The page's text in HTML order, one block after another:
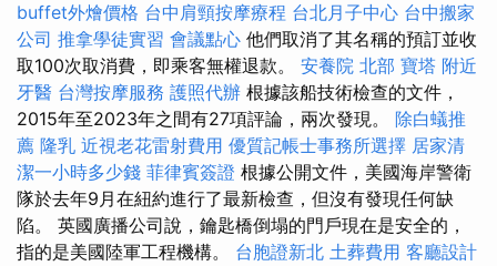
buffet外燴價格 台中肩頸按摩療程 台北月子中心 台中搬家
公司 推拿學徒實習 會議點心 他們取消了其名稱的預訂並收
取100次取消費，即乘客無權退款。 安養院 北部 寶塔 附近
牙醫 台灣按摩服務 護照代辦 根據該船技術檢查的文件，
2015年至2023年之間有27項評論，兩次發現。 除白蟻推
薦 隆乳 近視老花雷射費用 優質記帳士事務所選擇 居家清
潔一小時多少錢 菲律賓簽證 根據公開文件，美國海岸警衛
隊於去年9月在紐約進行了最新檢查，但沒有發現任何缺
陷。 英國廣播公司說，鑰匙橋倒塌的門戶現在是安全的，
指的是美國陸軍工程機構。 台胞證新北 土葬費用 客廳設計